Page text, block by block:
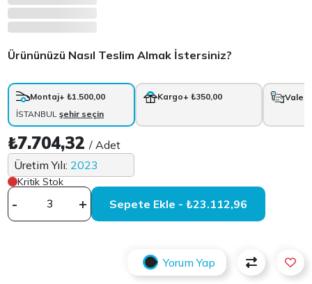
Ürününüzü Nasıl Teslim Almak İstersiniz?
Montaj+ ₺1.500,00
İSTANBULşehir seçin
Kargo+ ₺350,00 Vale
₺7.704,32/ Adet
Üretim Yılı: 2023
Kritik Stok
- + Sepete Ekle - ₺23.112,96
Yorum Yap